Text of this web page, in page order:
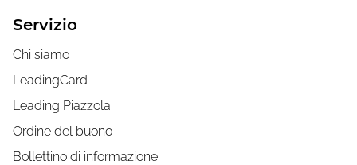
Servizio
Chi siamo
LeadingCard
Leading Piazzola
Ordine del buono
Bollettino di informazione